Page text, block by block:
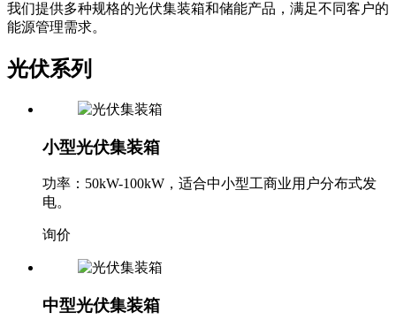
我们提供多种规格的光伏集装箱和储能产品，满足不同客户的
能源管理需求。
光伏系列
小型光伏集装箱
功率：50kW-100kW，适合中小型工商业用户分布式发
电。
询价
中型光伏集装箱